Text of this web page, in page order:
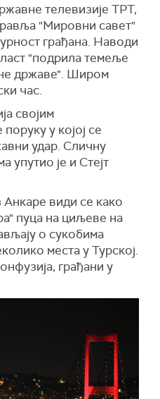
телевизије ТРТ,
"Мировни савет"
грађана. Наводи
"подрила темеље
државе". Широм
час.
својим
у којој се
удар. Сличну
упутио је и Стејт
види се како
пуца на циљеве на
о сукобима
места у Турској.
грађани у